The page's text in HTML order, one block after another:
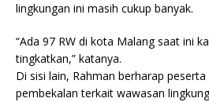
lingkungan ini masih cukup banyak.
“Ada 97 RW di kota Malang saat ini
tingkatkan,” katanya.
Di sisi lain, Rahman berharap
pembekalan terkait wawasan